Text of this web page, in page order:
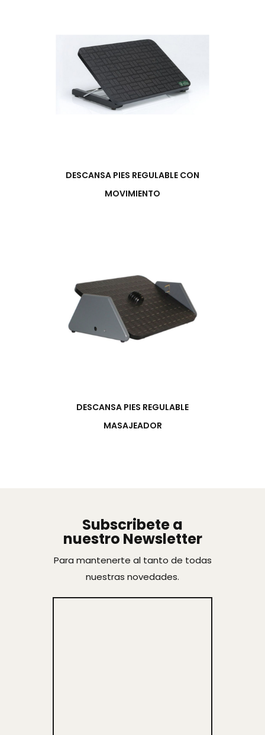
DESCANSA PIES REGULABLE CON
MOVIMIENTO
DESCANSA PIES REGULABLE
MASAJEADOR
Subscribete a
nuestro Newsletter
Para mantenerte al tanto de todas
nuestras novedades.